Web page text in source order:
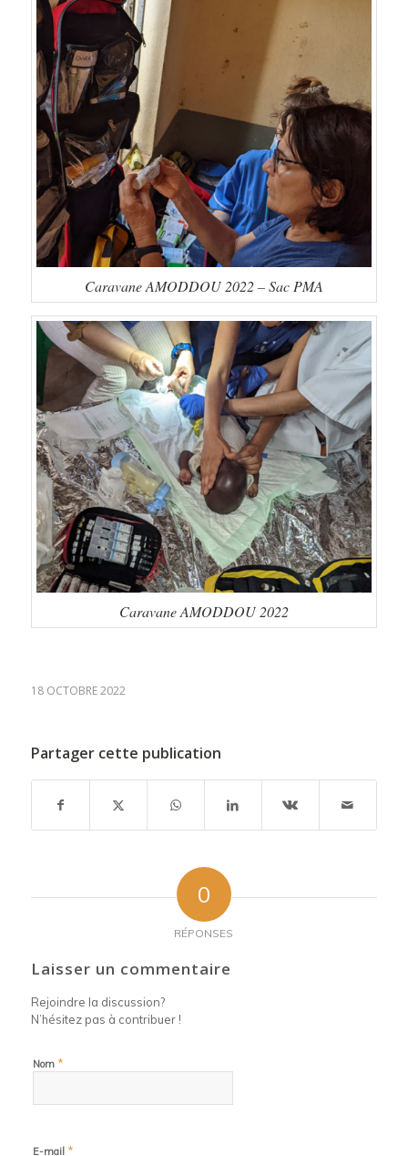
Caravane AMODDOU 2022 – Sac PMA
Caravane AMODDOU 2022
18 OCTOBRE 2022
Partager cette publication
0
RÉPONSES
Laisser un commentaire
Rejoindre la discussion?
N’hésitez pas à contribuer !
Nom *
E-mail *